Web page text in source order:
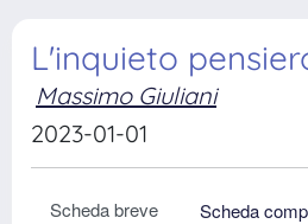
L'inquieto
Massimo Giuliani
2023-01-01
Scheda breve Scheda